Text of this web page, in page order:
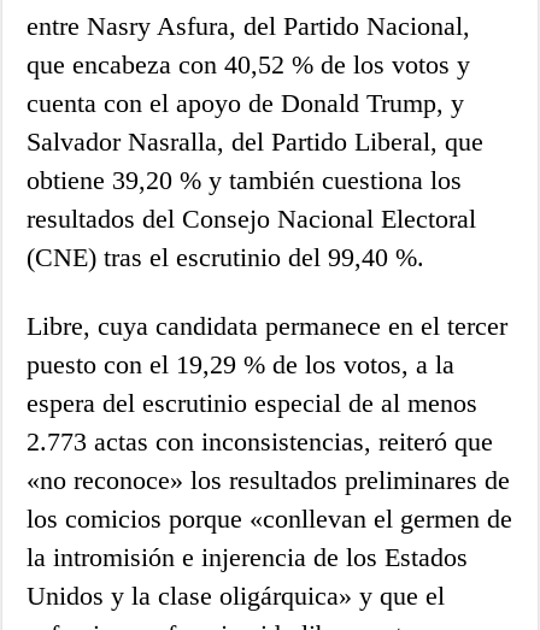
entre Nasry Asfura, del Partido Nacional,
que encabeza con 40,52 % de los votos y
cuenta con el apoyo de Donald Trump, y
Salvador Nasralla, del Partido Liberal, que
obtiene 39,20 % y también cuestiona los
resultados del Consejo Nacional Electoral
(CNE) tras el escrutinio del 99,40 %.
Libre, cuya candidata permanece en el tercer
puesto con el 19,29 % de los votos, a la
espera del escrutinio especial de al menos
2.773 actas con inconsistencias, reiteró que
«no reconoce» los resultados preliminares de
los comicios porque «conllevan el germen de
la intromisión e injerencia de los Estados
Unidos y la clase oligárquica» y que el